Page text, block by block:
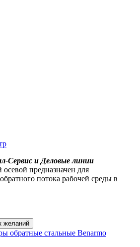
Сервис и Деловые линии
предназначен для
потока рабочей среды в
желаний
обратные стальные Benarmo